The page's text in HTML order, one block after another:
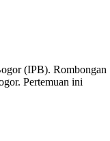
(IPB). Rombongan
Pertemuan ini